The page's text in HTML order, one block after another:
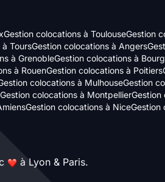
Gestion colocations à ToulouseGestion
ToursGestion colocations à Angers
à GrenobleGestion colocations à
à RouenGestion colocations à Poitiers
colocations à MulhouseGestion
Gestion colocations à MontpellierGestion
Gestion colocations à NiceGestion
à Lyon & Paris.Axeptio consent
Plateforme de Gestion
Notre plateforme